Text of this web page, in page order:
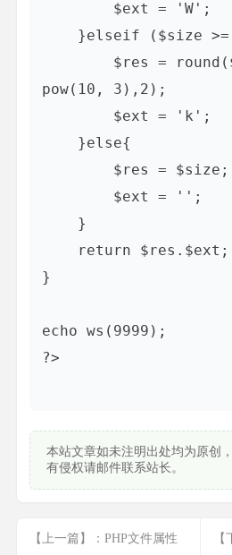
pow(10, 3),2);
}
echo ws(9999);
?>
本站文章如未注明出处均为原创
有侵权请邮件联系站长。
【上一篇】：PHP文件属性